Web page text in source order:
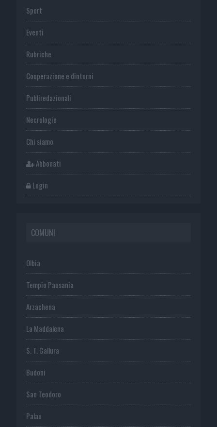
Sport
Eventi
Rubriche
Cooperazione e dintorni
Publiredazionali
Necrologie
Chi siamo
Abbonati
Login
COMUNI
Olbia
Tempio Pausania
Arzachena
La Maddalena
S. T. Gallura
Budoni
San Teodoro
Palau